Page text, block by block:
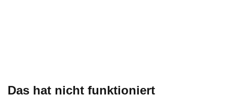
Das hat nicht funktioniert